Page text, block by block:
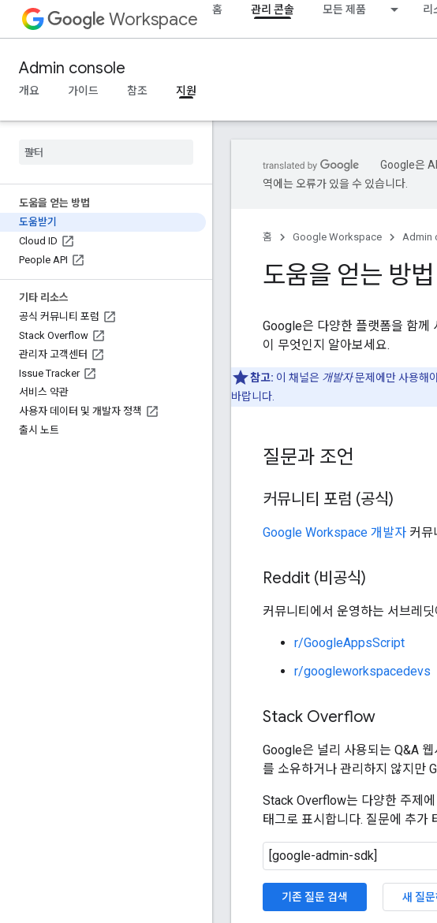
Workspace 홈 관리 콘솔 모든 제품 리
Admin console
개요 가이드 참조 지원
도움을 얻는 방법
도움받기
Cloud ID
People API
기타 리소스
공식 커뮤니티 포럼
Stack Overflow
관리자 고객센터
Issue Tracker
서비스 약관
사용자 데이터 및 개발자 정책
출시 노트
Google은
역에는 오류가 있을 수 있습니다.
홈 Google Workspace Admin
도움을 얻는 방법
Google은 다양한 플랫폼을 함께
이 무엇인지 알아보세요.
참고: 이 채널은 개발자문제에만 사용해
바랍니다.
질문과 조언
커뮤니티 포럼 (공식)
Google Workspace 개발자 커뮤
Reddit (비공식)
커뮤니티에서 운영하는 서브레
r/GoogleAppsScript
r/googleworkspacedevs
Stack Overflow
Google은 널리 사용되는 Q&A 웹
를 소유하거나 관리하지 않지만
Stack Overflow는 다양한 주제
태그로 표시합니다. 질문에 추가
기존 질문 검색 새 질